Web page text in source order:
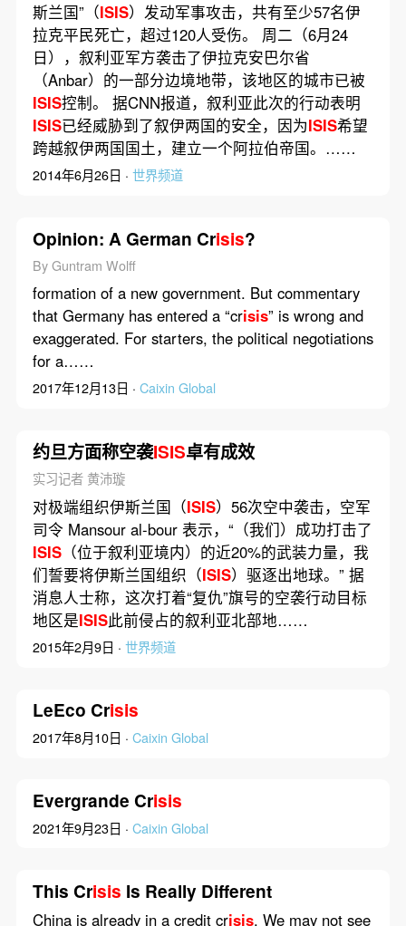
斯兰国”（ISIS）发动军事攻击，共有至少57名伊
拉克平民死亡，超过120人受伤。 周二（6月24
日），叙利亚军方袭击了伊拉克安巴尔省
（Anbar）的一部分边境地带，该地区的城市已被
ISIS控制。 据CNN报道，叙利亚此次的行动表明
ISIS已经威胁到了叙伊两国的安全，因为ISIS希望
跨越叙伊两国国土，建立一个阿拉伯帝国。……
2014年6月26日 · 世界频道
Opinion: A German Crisis?
By Guntram Wolff
formation of a new government. But commentary
that Germany has entered a “crisis” is wrong and
exaggerated. For starters, the political negotiations
for a……
2017年12月13日 · Caixin Global
约旦方面称空袭ISIS卓有成效
实习记者 黄沛璇
对极端组织伊斯兰国（ISIS）56次空中袭击，空军
司令 Mansour al-bour 表示，“（我们）成功打击了
ISIS（位于叙利亚境内）的近20%的武装力量，我
们誓要将伊斯兰国组织（ISIS）驱逐出地球。” 据
消息人士称，这次打着“复仇”旗号的空袭行动目标
地区是ISIS此前侵占的叙利亚北部地……
2015年2月9日 · 世界频道
LeEco Crisis
2017年8月10日 · Caixin Global
Evergrande Crisis
2021年9月23日 · Caixin Global
This Crisis Is Really Different
China is already in a credit crisis. We may not see